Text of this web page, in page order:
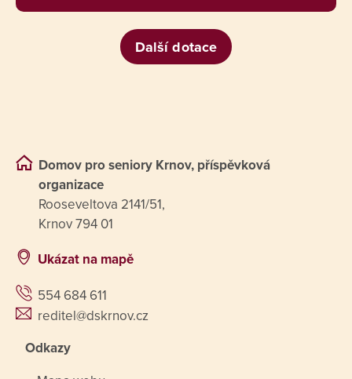
Další dotace
Domov pro seniory Krnov, příspěvková
organizace
Rooseveltova 2141/51,
Krnov 794 01
Ukázat na mapě
554 684 611
reditel@dskrnov.cz
Odkazy